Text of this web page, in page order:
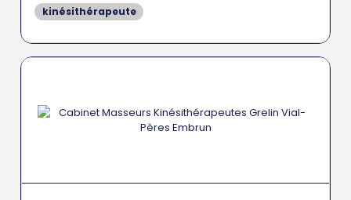
kinésithérapeute